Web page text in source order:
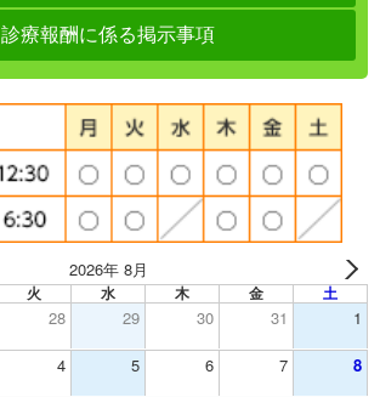
診療報酬に係る掲示事項
2026年 8月
火 水 木 金 土
28 29 30 31 1
4 5 6 7 8